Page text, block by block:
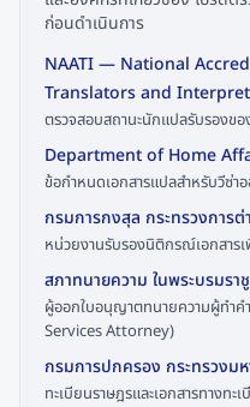
ก่อนดำเนินการ
NAATI — National
Translators and
ตรวจสอบสถานะนักแปลรับรองขอ
Department of Home
ข้อกำหนดเอกสารแปลสำหรับวีซ่าอ
กรมการกงสุล กระทรวงการต่
หน่วยงานรับรองนิติกรณ์เอกสารเ
สภาทนายความ ในพระบรมร
ผู้ออกใบอนุญาตทนายความผู้ทำค
Services Attorney)
กรมการปกครอง กระทรวงม
ทะเบียนราษฎรและเอกสารทางท